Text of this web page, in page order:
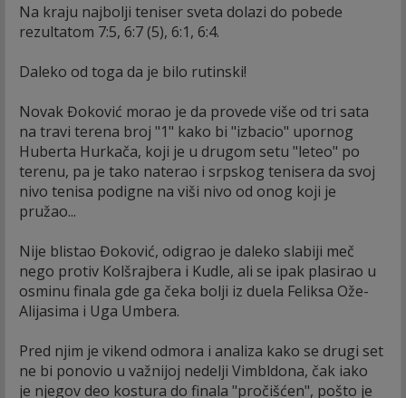
Na kraju najbolji teniser sveta dolazi do pobede
rezultatom 7:5, 6:7 (5), 6:1, 6:4.
Daleko od toga da je bilo rutinski!
Novak Đoković morao je da provede više od tri sata
na travi terena broj "1" kako bi "izbacio" upornog
Huberta Hurkača, koji je u drugom setu "leteo" po
terenu, pa je tako naterao i srpskog tenisera da svoj
nivo tenisa podigne na viši nivo od onog koji je
pružao...
Nije blistao Đoković, odigrao je daleko slabiji meč
nego protiv Kolšrajbera i Kudle, ali se ipak plasirao u
osminu finala gde ga čeka bolji iz duela Feliksa Ože-
Alijasima i Uga Umbera.
Pred njim je vikend odmora i analiza kako se drugi set
ne bi ponovio u važnijoj nedelji Vimbldona, čak iako
je njegov deo kostura do finala "pročišćen", pošto je